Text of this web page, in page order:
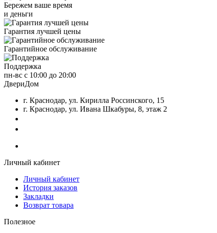
Бережем ваше время
и деньги
Гарантия лучшей цены
Гарантийное обслуживание
Поддержка
пн-вс с 10:00 до 20:00
ДвериДом
г. Краснодар, ул. Кирилла Россинского, 15
г. Краснодар, ул. Ивана Шкабуры, 8, этаж 2
Личный кабинет
Личный кабинет
История заказов
Закладки
Возврат товара
Полезное